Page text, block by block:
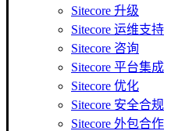
Sitecore 升级
Sitecore 运维支持
Sitecore 咨询
Sitecore 平台集成
Sitecore 优化
Sitecore 安全合规
Sitecore 外包合作